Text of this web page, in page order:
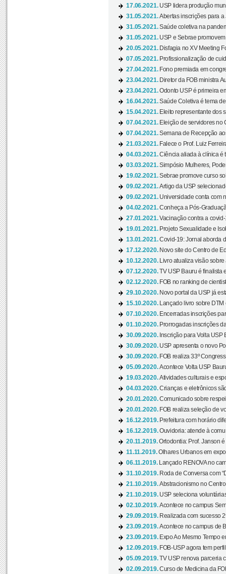
17.06.2021. USP lidera produção
31.05.2021.Abertas inscrições para
31.05.2021.Saúde coletiva na
31.05.2021. USP e Sebrae
20.05.2021. Disfagia no XV Meeting
07.05.2021. Profissionalização de
27.04.2021. Fono premiada em
23.04.2021. Diretor da FOB ministra
23.04.2021.Odonto USP é primeira
16.04.2021.Saúde Coletiva é tema
15.04.2021. Eleito representante dos
07.04.2021. Eleição de servidores no
07.04.2021.Semana de Recepção
21.03.2021. Falece o Prof. Luiz
04.03.2021.Ciência aliada à clínica é
03.03.2021.Simpósio Mulheres,
19.02.2021.Sebrae promove curso
09.02.2021.Artigo da USP
09.02.2021. Universidade conta com
04.02.2021.Conheça a Pós-
27.01.2021.Vacinação contra a
19.01.2021. Projeto Sexualidade e
13.01.2021.Covid-19: Jornal aborda
17.12.2020. Novo site do Centro de
10.12.2020.
Livro atualiza visão
07.12.2020.TV USP Bauru é finalista
02.12.2020. FOB no ranking de
29.10.2020. Novo portal da USP já
15.10.2020.
Lançado livro sobre
07.10.2020. Encerradas inscrições
01.10.2020. Prorrogadas inscrições
30.09.2020. Inscrição para Volta USP
30.09.2020. USP apresenta o novo
30.09.2020. FOB realiza 33º
05.09.2020.Acontece Volta USP
19.03.2020.Atividades culturais e
04.03.2020.Crianças e eletrônicos
20.01.2020.Comunicado sobre
20.01.2020. FOB realiza seleção de
16.12.2019. Prefeitura com horário
16.12.2019.Ouvidoria: atende à
20.11.2019.Ortodontia: Prof. Janson
11.11.2019.Olhares Urbanos em
06.11.2019.
Lançado RENOVA no
31.10.2019. Roda de Conversa com
21.10.2019.Abstracionismo no
21.10.2019. USP seleciona
02.10.2019.Acontece no campus
29.09.2019. Realizada com sucesso
23.09.2019.Acontece no campus de
23.09.2019. Expo Ao Mesmo Tempo
12.09.2019. FOB-USP agora tem
05.09.2019.TV USP renova parceria
02.09.2019.Curso de Medicina da